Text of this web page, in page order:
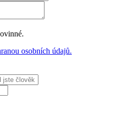
osobních údajů.